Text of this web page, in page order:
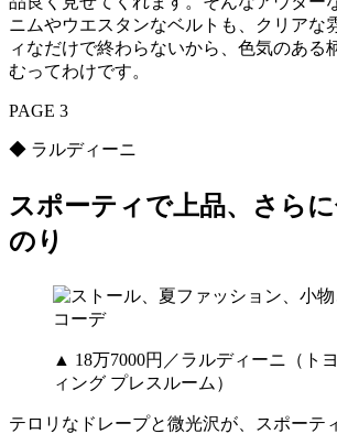
ニムやウエスタンなベルトも、クリアな
ィなだけで終わらないから、色気のある
むってわけです。
PAGE 3
◆ ラルディーニ
スポーティで上品、さら
のり
▲ 18万7000円／ラルディーニ（ト
ィング プレスルーム）
テロリなドレープと微光沢が、スポーテ